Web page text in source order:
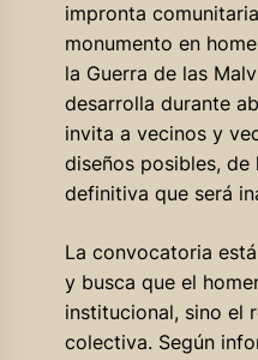
impronta
monumento en
la Guerra de las
desarrolla durante
invita a vecinos y
diseños posibles,
definitiva que será
La convocatoria
y busca que el
institucional, sino el
colectiva. Según